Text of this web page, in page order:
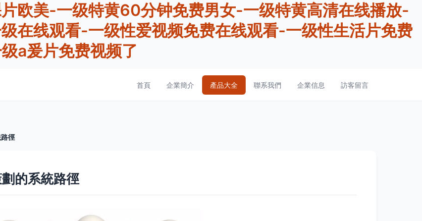
欧美-一级特黄60分钟免费男女-一级特黄高清在线播放-
在线观看-一级性爱视频免费在线观看-一级性生活片免费
a爰片免费视频了
首頁 企業簡介 產品大全 聯系我們 企業信息 訪客留言
徑
的系統路徑